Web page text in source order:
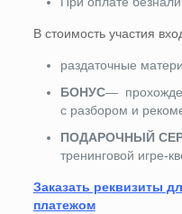
В стоимость участия
раздаточные
БОНУС—
с разбором и
ПОДАРОЧНЫЙ
тренинговой игре-
Заказать реквизиты
платежом